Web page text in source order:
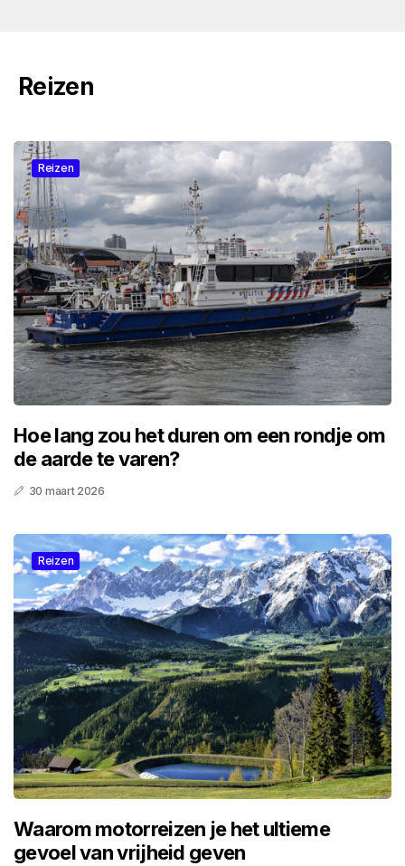
Reizen
Reizen
Hoe lang zou het duren om een rondje om
de aarde te varen?
30 maart 2026
Reizen
Waarom motorreizen je het ultieme
gevoel van vrijheid geven